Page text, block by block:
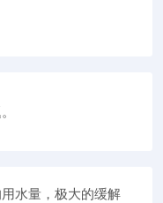
水量，极大的缓解